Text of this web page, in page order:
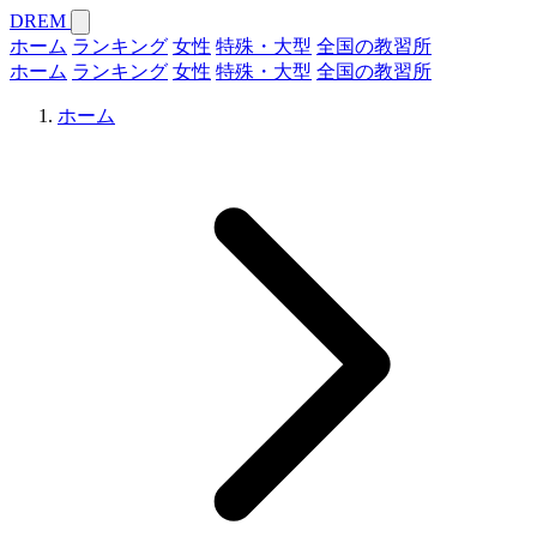
DREM
ホーム ランキング 女性 特殊・大型 全国の教習所
ホーム ランキング 女性 特殊・大型 全国の教習所
ホーム